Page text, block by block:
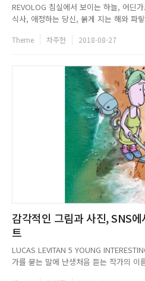
REVOLOG 침실에서 보이는 하늘, 어딘
식사, 애정하는 당신, 붉게 지는 해와 파
게끔 만든다. 나를 흔들리지 않게 단단히
Theme 차주헌 2018-08-27
감각적인 그림과 사진, SNS
트
LUCAS LEVITAN 5 YOUNG
가를 묻는 말에 난생처음 듣는 작가의 이